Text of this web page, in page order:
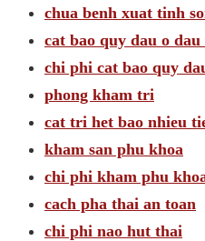
chua benh xuat tinh
cat bao quy dau o dau
chi phi cat bao quy
phong kham tri
cat tri het bao nhieu
kham san phu khoa
chi phi kham phu
cach pha thai an toan
chi phi nao hut thai